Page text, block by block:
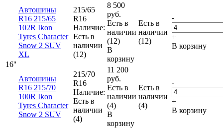
16''
Автошины
R16 215/65
102R Ikon
Tyres Character
Snow 2 SUV
XL
215/65
R16
Наличие:
Есть в
наличии
(12)
8 500
руб.
Есть в
наличии
(12)
В
корзину
Есть в
наличии
(12)
-
+
В корзину
Автошины
R16 215/70
100R Ikon
Tyres Character
Snow 2 SUV
215/70
R16
Наличие:
Есть в
наличии
(4)
11 200
руб.
Есть в
наличии
(4)
В
корзину
Есть в
наличии
(4)
-
+
В корзину